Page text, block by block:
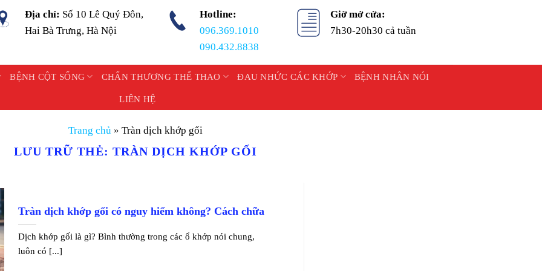
Địa chỉ: Số 10 Lê Quý Đôn,
Hai Bà Trưng, Hà Nội
Hotline:
096.369.1010
090.432.8838
Giờ mở cửa:
7h30-20h30 cả tuần
BỆNH CỘT SỐNG CHẤN THƯƠNG THỂ THAO ĐAU NHỨC CÁC KHỚP BỆNH NHÂN NÓI
LIÊN HỆ
Trang chủ » Tràn dịch khớp gối
LƯU TRỮ THẺ:TRÀN DỊCH KHỚP GỐI
Tràn dịch khớp gối có nguy hiểm không? Cách chữa
Dịch khớp gối là gì? Bình thường trong các ổ khớp nói chung,
luôn có [...]